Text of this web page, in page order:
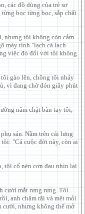
các đồ dùng của trẻ sơ
bọc từng bọc, sắp chất
nhưng tôi không còn cảm
máy tính "lạch cà lạch
việc đó đối với tôi không
gào lên, chồng tôi nhảy
vì đang chờ đón giây phút
nắm chặt bàn tay tôi,
sản. Nằm trên cái lưng
"Cả cuộc đời này, còn ai
tôi cố nén cơn đau nhìn lại
cười mắt rưng rưng. Tôi
anh chậm rãi và mệt mỏi
cười, nhưng không thể mở